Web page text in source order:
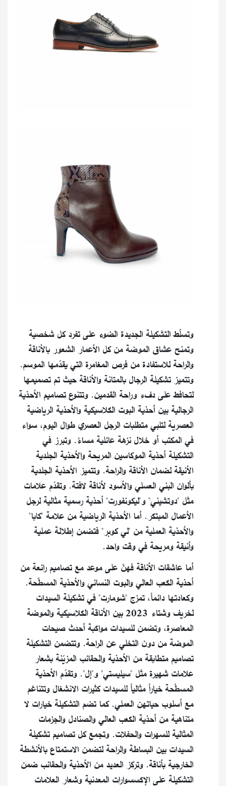
وتسلّط التشكيلة الجديدة الضوء على تفرد كل شخصية
وتمنح عشاق الموضة من كل الأعمار الشعور بالأناقة
والراحة للاستفادة من فرص المغامرة التي يقدّمها الموسم.
وتتميز تشكيلة الرجال بالمتانة والأناقة حيث تم تصميمها
لتحافط على دفء وراحة القدمين. وتتنوع تصاميم الأحذية
الرجالية بين أحذية البوت الكلاسيكية والأحذية الرياضية
العصرية لتلبي متطلبات الرجل العصري طوال اليوم، سواء
في المكتب أو خلال نزهة عائلية مساءً. وتبرز في
التشكيلة أحذية الموكاسين المريحة والأحذية الجلدية
الأنيقة لضمان الأناقة والراحة. وتتميز الأحذية الجلدية
بألوان البني العسلي والأسود لأناقة لافتة. وتقدّم علامات
مثل "دوتشيني" و"ليكونفورت" أحذية رسمية مثالية لرجل
الأعمال المبتكر. أما الأحذية الرياضية من علامة "كابا"
والأحذية العملية من "لي كوبر" فتضمن إطلالة عملية
وأنيقة ومريحة في وقت واحد.
أما عاشقات الأناقة فهنّ على موعد مع تصاميم رائعة من
أحذية الكعب العالي والبوت النسائي والأحذية المسطّحة.
وكعادتها دائماً، تمزج "شومارت" في تشكيلة السيدات
لخريف وشتاء 2023 بين الأناقة الكلاسيكية والموضة
المعاصرة، وتضمن للسيدات مواكبة أحدث صيحات
الموضة من دون التخلي عن الراحة. وتتضمن التشكيلة
تصاميم متطابقة من الأحذية والحقائب المزيّنة بشعار
علامات شهيرة مثل "سيليستي" و"إل". وتقدّم الأحذية
المسطّحة خياراً مثالياً للسيدات كثيرات الانشغال وتتناغم
مع أسلوب حياتهن العملي. كما تضم التشكيلة خيارات لا
متناهية من أحذية الكعب العالي والصنادل والجزمات
المثالية للسهرات والحفلات. وتجمع كل تصاميم تشكيلة
السيدات بين البساطة والراحة لتضمن الاستمتاع بالأنشطة
الخارجية بأناقة. وتركز العديد من الأحذية والحقائب ضمن
التشكيلة على الإكسسوارات المعدنية وشعار العلامات